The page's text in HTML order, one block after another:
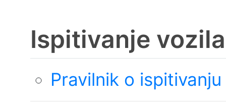
Ispitivanje vozila
Pravilnik o